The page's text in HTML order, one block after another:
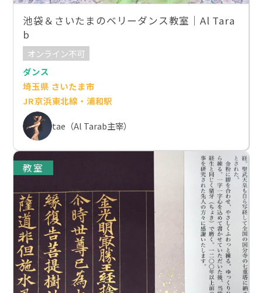
池袋＆さいたまのベリーダンス教室｜Al Tara
b
オンライン不可
ダンス
埼玉県 さいたま市
JR京浜東北線・浦和駅
tae（Al Tarab主宰）
教室